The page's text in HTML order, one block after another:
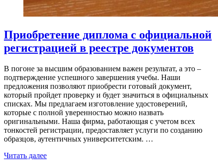
Приобретение диплома с официальной
регистрацией в реестре документов
В погоне за высшим образованием важен результат, а это –
подтверждение успешного завершения учебы. Наши
предложения позволяют приобрести готовый документ,
который пройдет проверку и будет значиться в официальных
списках. Мы предлагаем изготовление удостоверений,
которые с полной уверенностью можно назвать
оригинальными. Наша фирма, работающая с учетом всех
тонкостей регистрации, предоставляет услуги по созданию
образцов, аутентичных университетским. …
Читать далее